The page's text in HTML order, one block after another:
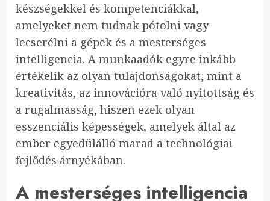
készségekkel és kompetenciákkal,
amelyeket nem tudnak pótolni vagy
lecserélni a gépek és a mesterséges
intelligencia. A munkaadók egyre inkább
értékelik az olyan tulajdonságokat, mint a
kreativitás, az innovációra való nyitottság és
a rugalmasság, hiszen ezek olyan
esszenciális képességek, amelyek által az
ember egyedülálló marad a technológiai
fejlődés árnyékában.
A mesterséges intelligencia